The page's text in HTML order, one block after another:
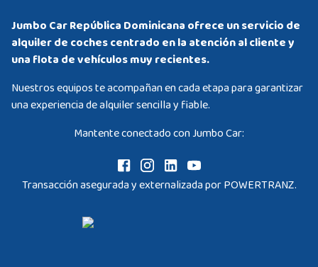
Jumbo Car República Dominicana ofrece un servicio de
alquiler de coches centrado en la atención al cliente y
una flota de vehículos muy recientes.
Nuestros equipos te acompañan en cada etapa para garantizar
una experiencia de alquiler sencilla y fiable.
Mantente conectado con Jumbo Car:
Transacción asegurada y externalizada por POWERTRANZ.